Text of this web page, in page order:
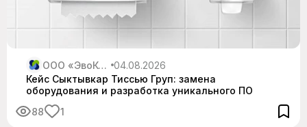
ООО «ЭвоКом»
04.08.2026
Кейс Сыктывкар Тиссью Груп: замена
оборудования и разработка уникального ПО
88
1